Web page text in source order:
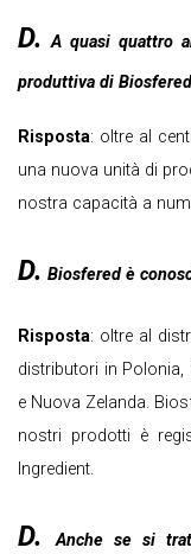
D. A quasi quattro
produttiva di
Risposta: oltre al
una nuova unità di
nostra capacità a
D. Biosfered è
Risposta: oltre al
distributori in Polonia,
e Nuova Zelanda.
nostri prodotti è
Ingredient.
D.
Anche se si